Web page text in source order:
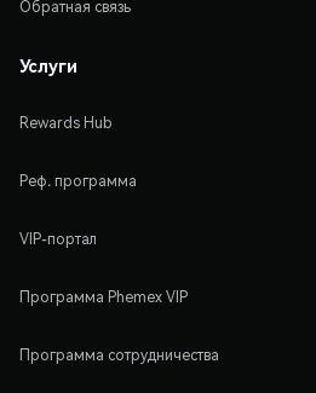
Обратная связь
Услуги
Rewards Hub
Реф. программа
VIP-портал
Программа Phemex VIP
Программа сотрудничества